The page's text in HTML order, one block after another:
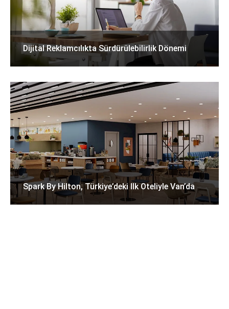
Dijital Reklamcılıkta Sürdürülebilirlik Dönemi
Spark By Hilton, Türkiye’deki Ilk Oteliyle Van’da